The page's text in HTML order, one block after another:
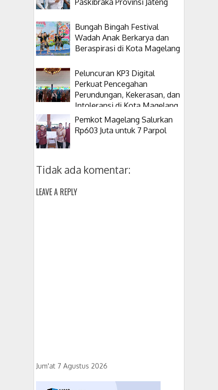
Bungah Bingah Festival
Wadah Anak Berkarya dan
Beraspirasi di Kota Magelang
Peluncuran KP3 Digital
Perkuat Pencegahan
Perundungan, Kekerasan, dan
Intoleransi di Kota Magelang
Pemkot Magelang Salurkan
Rp603 Juta untuk 7 Parpol
Tidak ada komentar:
LEAVE A REPLY
Jum'at 7 Agustus 2026